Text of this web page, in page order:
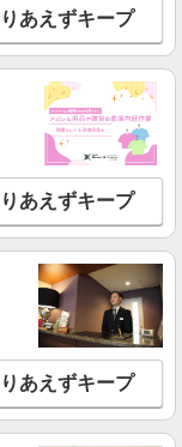
ムで家事や生活の
払い有/週払い有/交
駅≫
細を見る
ケア▼清掃やフロ
払い有/週払い有/交
内駅】
細を見る
あえずキープ
あえずキープ
あえずキープ